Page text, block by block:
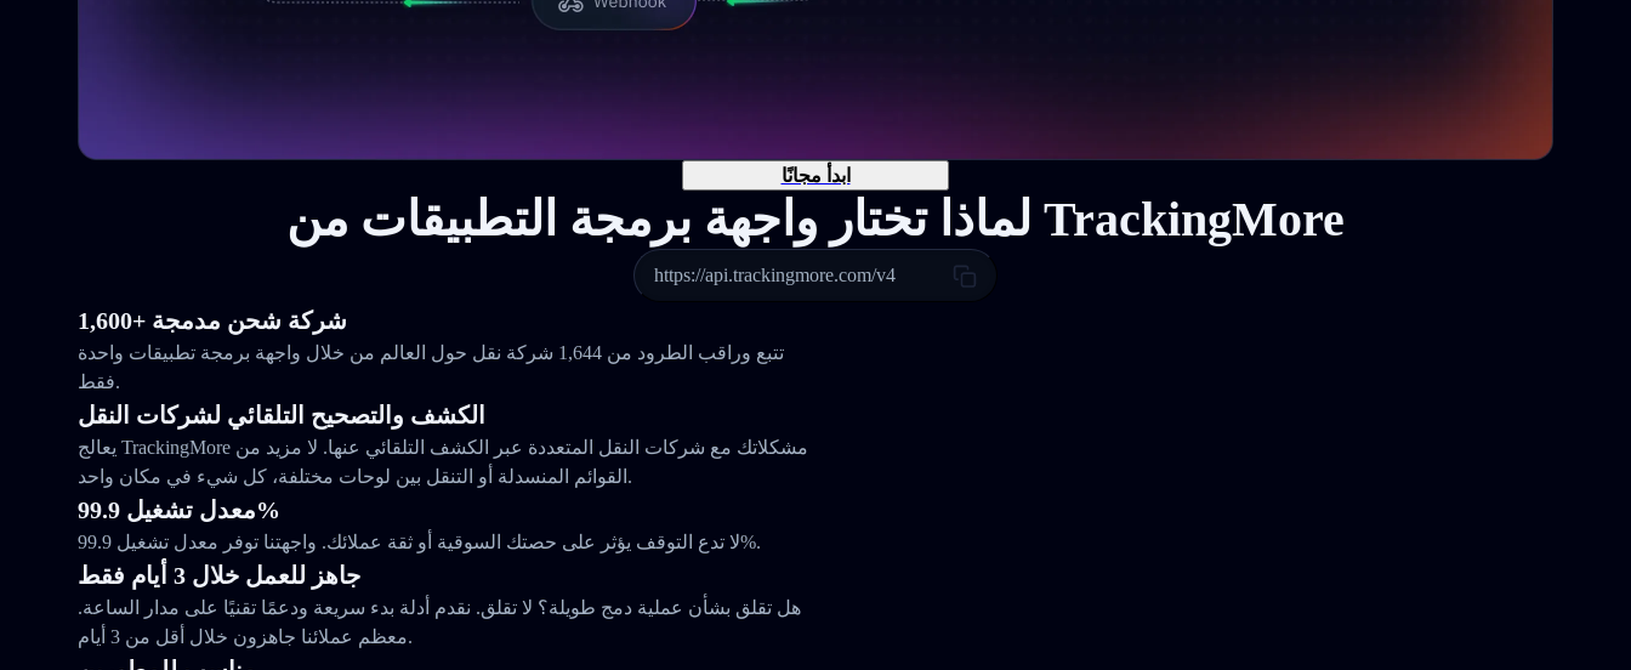
ابدأ مجانًا
لماذا تختار واجهة برمجة التطبيقات من TrackingMore
https://api.trackingmore.com/v4
1,600+ شركة شحن مدمجة
تتبع وراقب الطرود من 1,644 شركة نقل حول العالم من خلال واجهة برمجة تطبيقات واحدة
فقط.
الكشف والتصحيح التلقائي لشركات النقل
يعالج TrackingMore مشكلاتك مع شركات النقل المتعددة عبر الكشف التلقائي عنها. لا مزيد من
القوائم المنسدلة أو التنقل بين لوحات مختلفة، كل شيء في مكان واحد.
معدل تشغيل 99.9%
لا تدع التوقف يؤثر على حصتك السوقية أو ثقة عملائك. واجهتنا توفر معدل تشغيل 99.9%.
جاهز للعمل خلال 3 أيام فقط
هل تقلق بشأن عملية دمج طويلة؟ لا تقلق. نقدم أدلة بدء سريعة ودعمًا تقنيًا على مدار الساعة.
معظم عملائنا جاهزون خلال أقل من 3 أيام.